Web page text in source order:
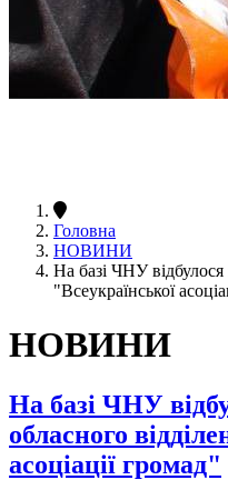
Головна
НОВИНИ
На базі ЧНУ відбулося
"Всеукраїнської
НОВИНИ
На базі ЧНУ
обласного
асоціації громад"